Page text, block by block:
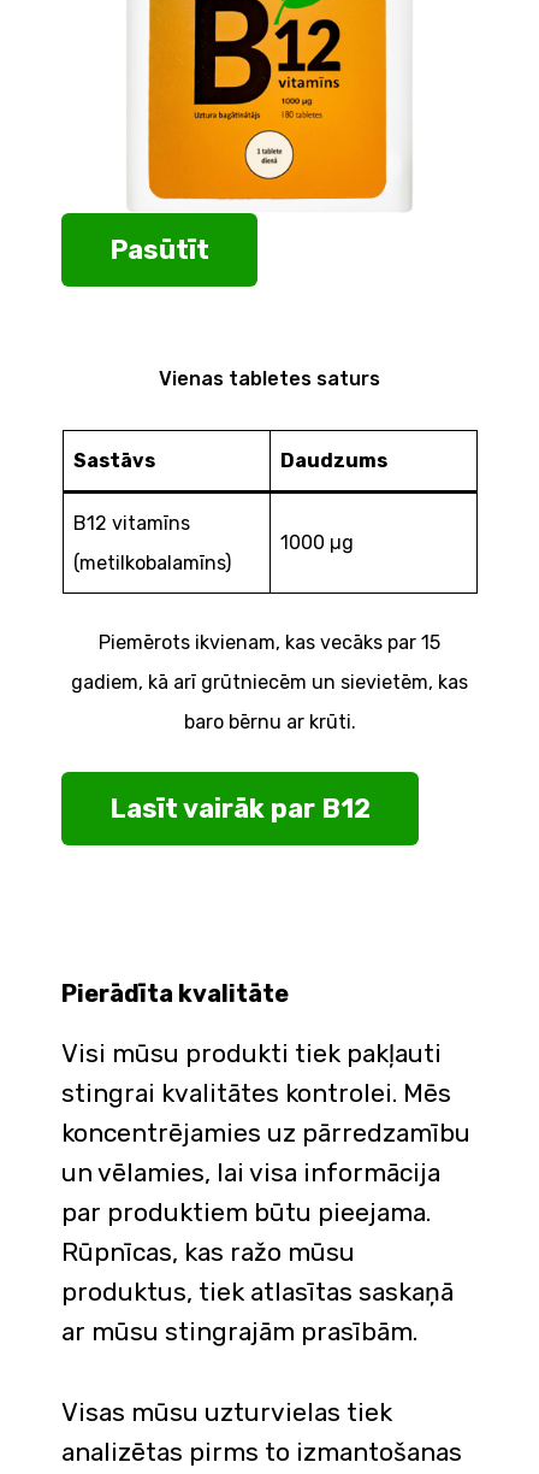
Pasūtīt
Vienas tabletes saturs
Sastāvs Daudzums
B12 vitamīns
(metilkobalamīns)
1000 µg
Piemērots ikvienam, kas vecāks par 15
gadiem, kā arī grūtniecēm un sievietēm, kas
baro bērnu ar krūti.
Lasīt vairāk par B12
Pierādīta kvalitāte
Visi mūsu produkti tiek pakļauti
stingrai kvalitātes kontrolei. Mēs
koncentrējamies uz pārredzamību
un vēlamies, lai visa informācija
par produktiem būtu pieejama.
Rūpnīcas, kas ražo mūsu
produktus, tiek atlasītas saskaņā
ar mūsu stingrajām prasībām.
Visas mūsu uzturvielas tiek
analizētas pirms to izmantošanas